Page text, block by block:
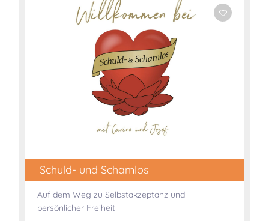
Schuld- und Schamlos
Auf dem Weg zu Selbstakzeptanz und
persönlicher Freiheit